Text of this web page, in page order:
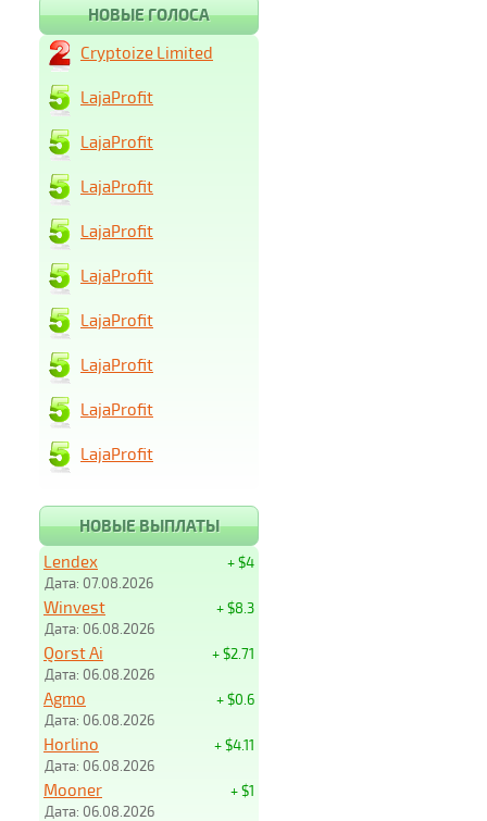
НОВЫЕ ГОЛОСА
Cryptoize Limited
LajaProfit
LajaProfit
LajaProfit
LajaProfit
LajaProfit
LajaProfit
LajaProfit
LajaProfit
LajaProfit
НОВЫЕ ВЫПЛАТЫ
+ $4
Lendex
Дата: 07.08.2026
+ $8.3
Winvest
Дата: 06.08.2026
+ $2.71
Qorst Ai
Дата: 06.08.2026
+ $0.6
Agmo
Дата: 06.08.2026
+ $4.11
Horlino
Дата: 06.08.2026
+ $1
Mooner
Дата: 06.08.2026